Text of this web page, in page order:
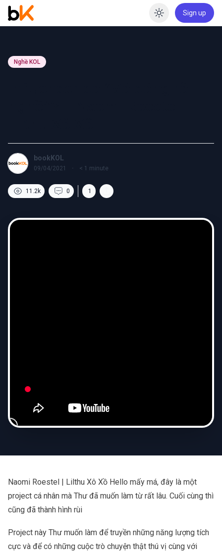
Enable
Sign up
Nghề KOL
bookKOL
09/04/2021 · < 1 minute
11.2k 0 1
Naomi Roestel | Lilthu Xô Xồ Hello mấy má, đây là một
project cá nhân mà Thư đã muốn làm từ rất lâu. Cuối cùng thì
cũng đã thành hình rùi
Project này Thư muốn làm để truyền những năng lượng tích
cực và để có những cuộc trò chuyện thật thú vị cùng với